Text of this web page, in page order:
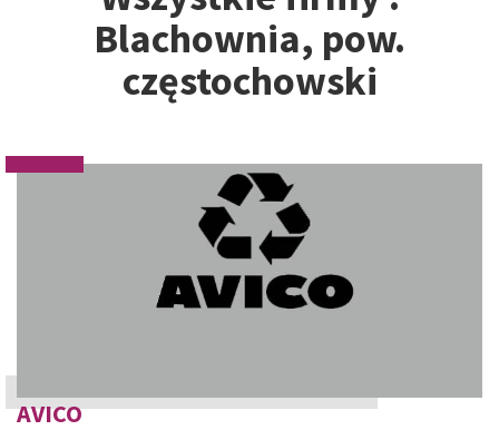
Blachownia, pow.
częstochowski
AVICO